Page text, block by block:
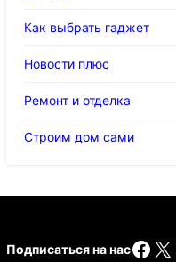
Как выбрать гаджет
Новости плюс
Ремонт и отделка
Строим дом сами
Подписаться на нас X